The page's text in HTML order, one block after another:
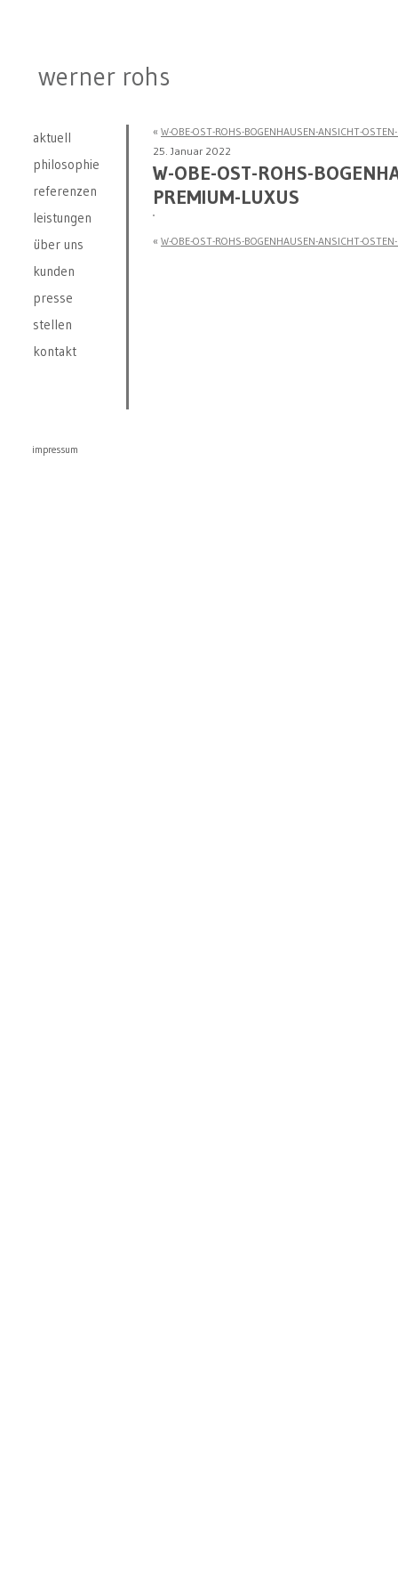
werner rohs
aktuell
philosophie
referenzen
leistungen
über uns
kunden
presse
stellen
kontakt
« W-OBE-OST-ROHS-BOGENHAUSEN-ANSICHT-
25. Januar 2022
W-OBE-OST-ROHS-
PREMIUM-LUXUS
« W-OBE-OST-ROHS-BOGENHAUSEN-ANSICHT-
impressum